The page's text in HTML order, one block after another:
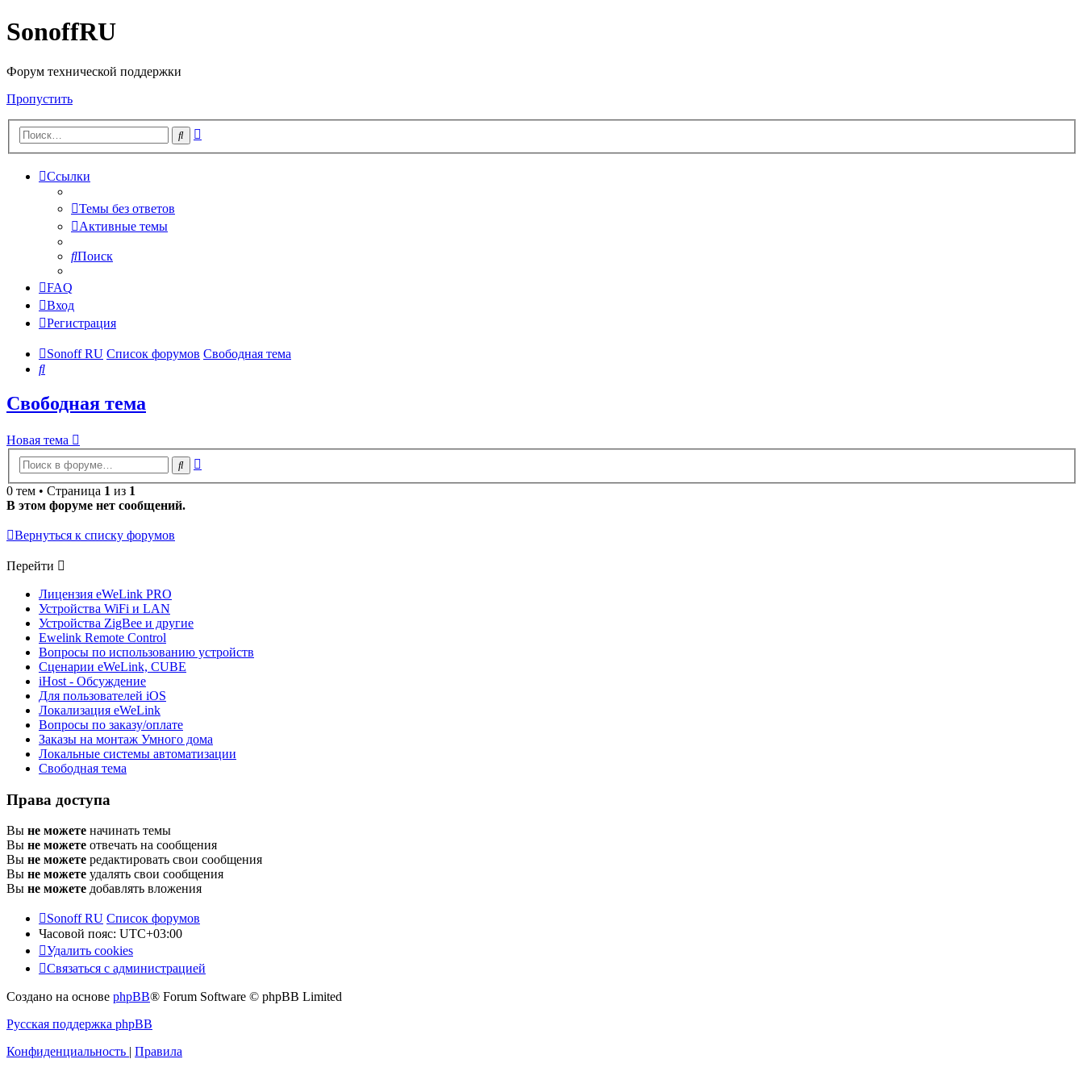
SonoffRU
Форум технической поддержки
Пропустить
Поиск
Ссылки
Темы без ответов
Активные темы
Поиск
FAQ
Вход
Регистрация
Sonoff RU Список форумов Свободная тема
Поиск
Свободная тема
Новая тема
Поиск
0 тем • Страница 1 из 1
В этом форуме нет сообщений.
Вернуться к списку форумов
Перейти
Лицензия eWeLink PRO
Устройства WiFi и LAN
Устройства ZigBee и другие
Ewelink Remote Control
Вопросы по использованию устройств
Сценарии eWeLink, CUBE
iHost - Обсуждение
Для пользователей iOS
Локализация eWeLink
Вопросы по заказу/оплате
Заказы на монтаж Умного дома
Локальные системы автоматизации
Свободная тема
Права доступа
Вы не можете начинать темы
Вы не можете отвечать на сообщения
Вы не можете редактировать свои сообщения
Вы не можете удалять свои сообщения
Вы не можете добавлять вложения
Sonoff RU Список форумов
Часовой пояс: UTC+03:00
Удалить cookies
Связаться с администрацией
Создано на основе phpBB® Forum Software © phpBB Limited
Русская поддержка phpBB
Конфиденциальность | Правила